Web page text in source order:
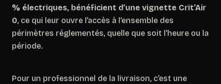
% électriques, bénéficient d’une vignette Crit’Air
0, ce qui leur ouvre l’accès à l’ensemble des
périmètres réglementés, quelle que soit l’heure ou la
période.
Pour un professionnel de la livraison, c’est une